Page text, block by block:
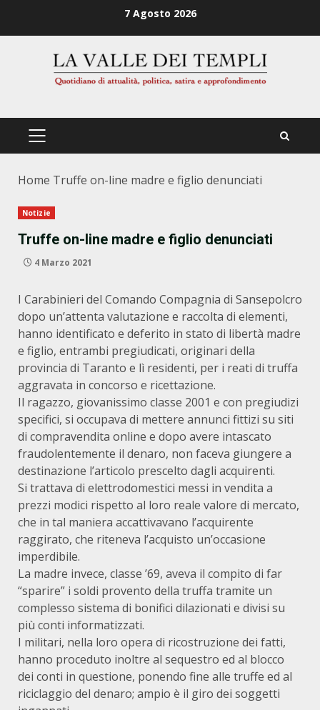
7 Agosto 2026
PRIMÄRES
Home Truffe on-line madre e figlio denunciati
Notizie
Truffe on-line madre e figlio denunciati
4 Marzo 2021
I Carabinieri del Comando Compagnia di Sansepolcro
dopo un’attenta valutazione e raccolta di elementi,
hanno identificato e deferito in stato di libertà madre
e figlio, entrambi pregiudicati, originari della
provincia di Taranto e lì residenti, per i reati di truffa
aggravata in concorso e ricettazione.
Il ragazzo, giovanissimo classe 2001 e con pregiudizi
specifici, si occupava di mettere annunci fittizi su siti
di compravendita online e dopo avere intascato
fraudolentemente il denaro, non faceva giungere a
destinazione l’articolo prescelto dagli acquirenti.
Si trattava di elettrodomestici messi in vendita a
prezzi modici rispetto al loro reale valore di mercato,
che in tal maniera accattivavano l’acquirente
raggirato, che riteneva l’acquisto un’occasione
imperdibile.
La madre invece, classe ’69, aveva il compito di far
“sparire” i soldi provento della truffa tramite un
complesso sistema di bonifici dilazionati e divisi su
più conti informatizzati.
I militari, nella loro opera di ricostruzione dei fatti,
hanno proceduto inoltre al sequestro ed al blocco
dei conti in questione, ponendo fine alle truffe ed al
riciclaggio del denaro; ampio è il giro dei soggetti